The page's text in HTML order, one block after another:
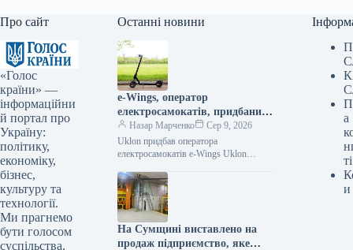
Про сайт
«Голос
країни» —
інформаційни
й портал про
Україну:
політику,
економіку,
бізнес,
культуру та
технології.
Ми прагнемо
бути голосом
суспільства,
Останні новини
e-Wings, оператор
електросамокатів, придбаний
Uklon: подробиці угоди
Назар Марченко
Сер 9, 2026
Uklon придбав оператора
електросамокатів e-Wings Uklon
українського сервісу електросамокатів
e-Wings. Вартість угоди становила 97,6
На Сумщині виставлено на
продаж підприємство, яке
а
ті
и